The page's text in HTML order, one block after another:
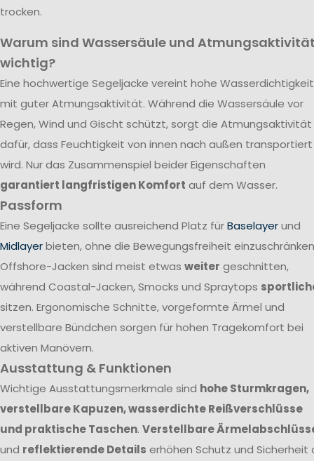
trocken.
Warum sind Wassersäule und
wichtig?
Eine hochwertige Segeljacke vereint hohe Wasserdichtigkeit
mit guter Atmungsaktivität. Während die Wassersäule vor
Regen, Wind und Gischt schützt, sorgt die Atmungsaktivität
dafür, dass Feuchtigkeit von innen nach außen transportiert
wird. Nur das Zusammenspiel beider Eigenschaften
garantiert langfristigen Komfort auf dem Wasser.
Passform
Eine Segeljacke sollte ausreichend Platz fürBaselayerund
Midlayerbieten, ohne die Bewegungsfreiheit
Offshore-Jacken sind meist etwas weiter geschnitten,
während Coastal-Jacken, Smocks und Spraytops
sitzen. Ergonomische Schnitte, vorgeformte Ärmel und
verstellbare Bündchen sorgen für hohen Tragekomfort bei
aktiven Manövern.
Ausstattung & Funktionen
Wichtige Ausstattungsmerkmale sind hohe Sturmkragen,
verstellbare Kapuzen, wasserdichte Reißverschlüsse
und praktische Taschen. Verstellbare
und reflektierende Details erhöhen Schutz und Sicherheit